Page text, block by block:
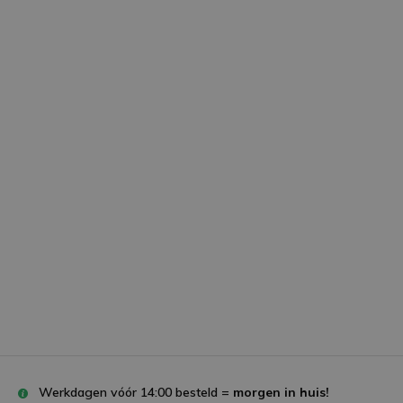
Prachtig
Werkdagen vóór 14:00 besteld = morgen in huis!